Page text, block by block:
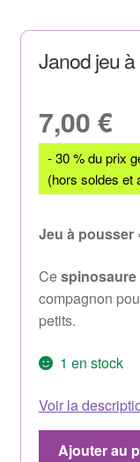
Janod jeu
7,00 €
- 30 % du prix
(hors soldes et
Jeu à pousser
Cespinosaure
compagnon
petits.
1 en stock
Voir la
Ajouter au